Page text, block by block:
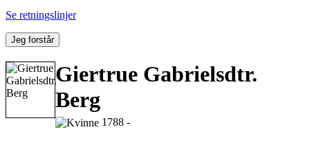
Se retningslinjer
Jeg forstår
Giertrue Gabrielsdtr.
Berg
1788 -